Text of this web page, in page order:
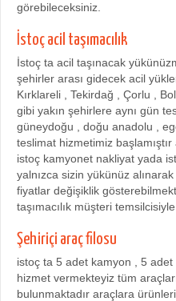
görebileceksiniz.
İstoç acil taşımacılık
İstoç ta acil taşınacak
şehirler arası gidecek acil
Kırklareli , Tekirdağ , Çorlu ,
gibi yakın şehirlere aynı gün
güneydoğu , doğu anadolu ,
teslimat hizmetimiz başlamıştır
istoç kamyonet nakliyat yada
yalnızca sizin yükünüz
fiyatlar değişiklik
taşımacılık müşteri
Şehiriçi araç filosu
istoç ta 5 adet kamyon , 5
hizmet vermekteyiz tüm
bulunmaktadır araçlara